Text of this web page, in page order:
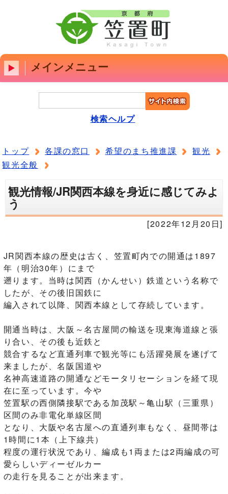
メインメニュー
検索ヘルプ
トップ 各課の窓口 希望のまち推進課
観光
観光全般
観光情報/JR関西本線を身近に感じてみよ
う
[2022年12月20日]
JR関西本線の歴史は古く、笠置町内での開通は1897
年（明治30年）にまで
遡ります。当時は関西（かんせい）鉄道という名称で
したが、その後旧国鉄に
編入されて以降、関西本線として存続しています。
開通当時は、大阪～名古屋間の輸送を現東海道線と張
り合い、その後も近鉄と
競合するなど直通列車で観光等にも活躍発展を遂げて
来ましたが、名阪国道や
名神高速道路の開通などモータリセーションを経て現
在に至っています。今や
笠置駅の西側隣接駅である加茂駅～亀山駅（三重県）
区間のみ非電化単線区間
となり、大阪や名古屋への直通列車もなく、昼間帯は
1時間に1本（上下線共）
程度の運行状況であり、編成も1両または2両編成の可
愛らしいディーゼルカー
の走行を見ることが出来ます。